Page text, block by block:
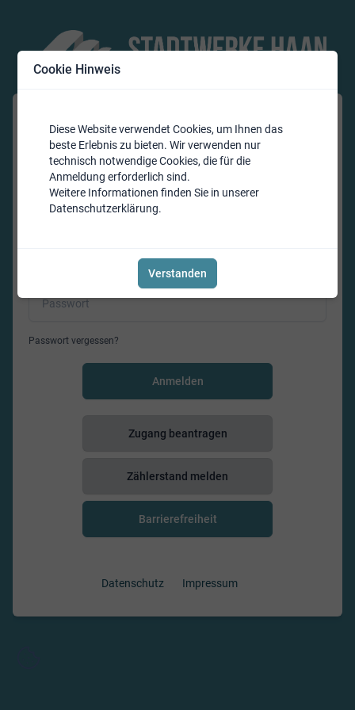
Loggen Sie sich jetzt ein.
Bitte geben Sie hier Ihre Daten ein. Wenn Sie noch kein
Kundenkonto bei uns haben, können Sie sich hier
registrieren.
Passwort vergessen?
Anmelden
Zugang beantragen
Zählerstand melden
Barrierefreiheit
Datenschutz Impressum
Cookie Hinweis
Diese Website verwendet Cookies, um Ihnen das
beste Erlebnis zu bieten. Wir verwenden nur
technisch notwendige Cookies, die für die
Anmeldung erforderlich sind.
Weitere Informationen finden Sie in unserer
Datenschutzerklärung.
Verstanden